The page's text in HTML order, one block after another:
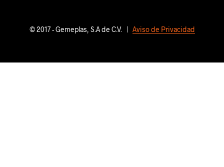
© 2017 - Gemeplas, S.A de C.V. | Aviso de Privacidad